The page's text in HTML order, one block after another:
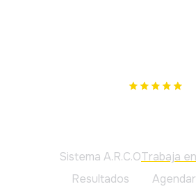
Sistema A.R.C.O
Resultados
Trabaja